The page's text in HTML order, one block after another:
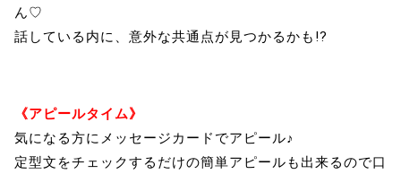
ん♡
話している内に、意外な共通点が見つかるかも!?
《アピールタイム》
気になる方にメッセージカードでアピール♪
定型文をチェックするだけの簡単アピールも出来るので口